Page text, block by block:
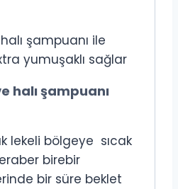
şampuanı ile
yumuşaklı sağlar
halı şampuanı
lekeli bölgeye sıcak
birebir
bir süre beklet